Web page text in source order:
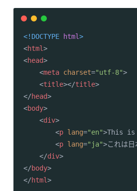
<!DOCTYPE html>
<html>
<head>
<meta charset="utf-8">
<title></title>
</head>
<body>
<div>
<p lang="en">This is
<p lang="ja">これは日
</div>
</body>
</html>